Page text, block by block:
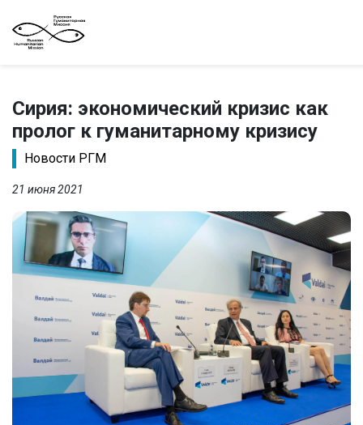
Сирия: экономический кризис как
пролог к гуманитарному кризису
Новости РГМ
21 июня 2021